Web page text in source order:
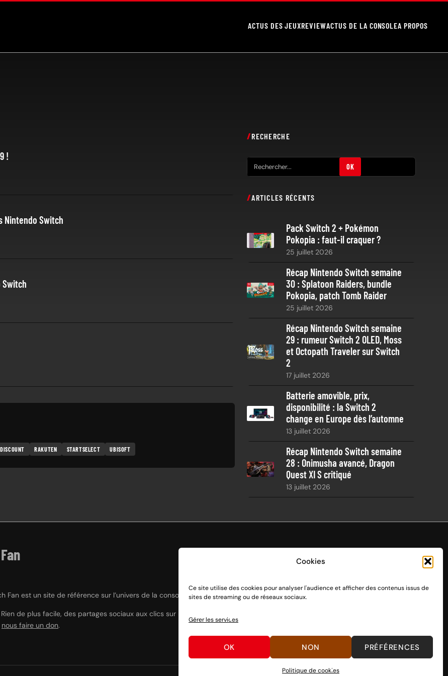
Cookies
Ce site utilise des cookies pour analyser l'audience et afficher des contenus issus de
sites de streaming ou de réseaux sociaux.
Gérer les services
OK NON PRÉFÉRENCES
Politique de cookies
ACTUS DES JEUXREVIEWACTUS DE LA CONSOLEA PROPOS
!
Nintendo Switch
Switch
RAKUTEN STARTSELECT UBISOFT
RECHERCHE
e
h
OK
ARTICLES RÉCENTS
Pack Switch 2 + Pokémon
Pokopia : faut-il craquer ?
25 juillet 2026
Récap Nintendo Switch semaine
30 : Splatoon Raiders, bundle
Pokopia, patch Tomb Raider
25 juillet 2026
Récap Nintendo Switch semaine
29 : rumeur Switch 2 OLED, Moss
et Octopath Traveler sur Switch
2
17 juillet 2026
Batterie amovible, prix,
disponibilité : la Switch 2
change en Europe dès l’automne
13 juillet 2026
Récap Nintendo Switch semaine
28 : Onimusha avancé, Dragon
Quest XI S critiqué
13 juillet 2026
Fan est un site de référence sur l’univers de la console hybride Nintendo Switch 1 et 2, sortie le 3 mars 2017.
de plus facile, des partages sociaux aux clics sur nos liens en passant par des dons, découvrez
nous faire un don.